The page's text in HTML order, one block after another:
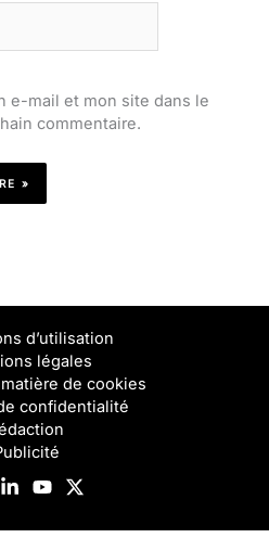
e-mail et mon site dans le
commentaire.
d’utilisation
légales
de cookies
confidentialité